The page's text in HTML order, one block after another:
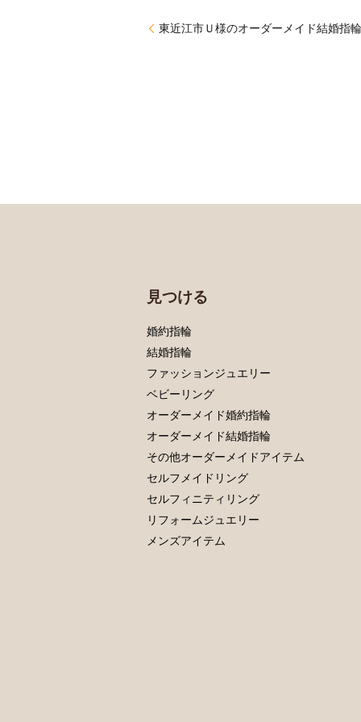
東近江市Ｕ様のオーダーメイド結婚指輪
見つける
婚約指輪
結婚指輪
ファッションジュエリー
ベビーリング
オーダーメイド婚約指輪
オーダーメイド結婚指輪
その他オーダーメイドアイテム
セルフメイドリング
セルフィニティリング
リフォームジュエリー
メンズアイテム